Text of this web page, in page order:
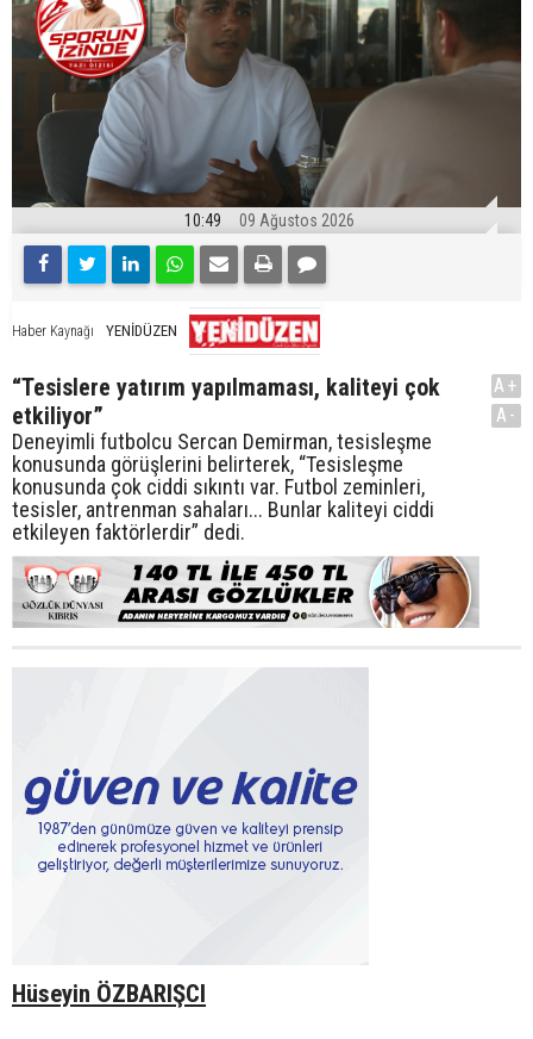
10:49 09 Ağustos 2026
Haber Kaynağı YENİDÜZEN
“Tesislere yatırım yapılmaması, kaliteyi çok
etkiliyor”
Deneyimli futbolcu Sercan Demirman, tesisleşme
konusunda görüşlerini belirterek, “Tesisleşme
konusunda çok ciddi sıkıntı var. Futbol zeminleri,
tesisler, antrenman sahaları... Bunlar kaliteyi ciddi
etkileyen faktörlerdir” dedi.
A+
A-
Hüseyin ÖZBARIŞCI